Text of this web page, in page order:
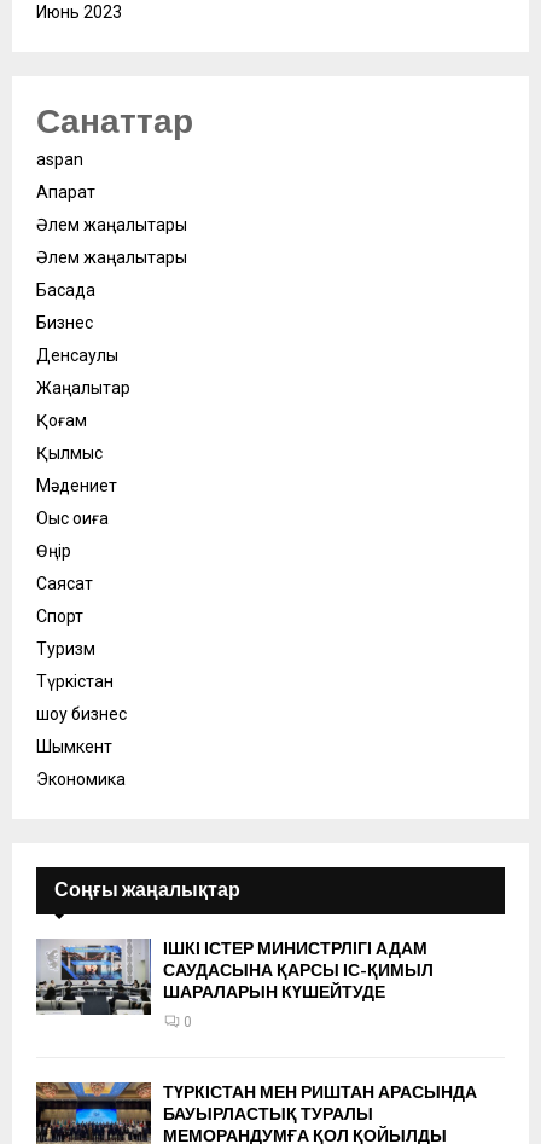
Июнь 2023
Санаттар
aspan
Ақпарат
Әлем жаңалықтары
Әлем жаңалықтары
Басқада
Бизнес
Денсаулық
Жаңалықтар
Қоғам
Қылмыс
Мәдениет
Оқыс оқиға
Өңір
Саясат
Спорт
Туризм
Түркістан
шоу бизнес
Шымкент
Экономика
Соңғы жаңалықтар
ІШКІ ІСТЕР МИНИСТРЛІГІ АДАМ
САУДАСЫНА ҚАРСЫ ІС-ҚИМЫЛ
ШАРАЛАРЫН КҮШЕЙТУДЕ
0
ТҮРКІСТАН МЕН РИШТАН АРАСЫНДА
БАУЫРЛАСТЫҚ ТУРАЛЫ
МЕМОРАНДУМҒА ҚОЛ ҚОЙЫЛДЫ